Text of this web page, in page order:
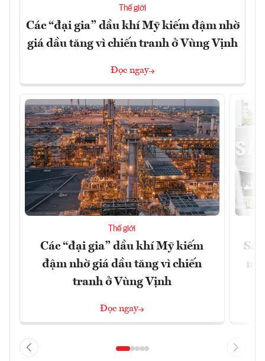
Thế giới
Các “đại gia” dầu khí Mỹ kiếm đậm nhờ
giá dầu tăng vì chiến tranh ở Vùng Vịnh
Đọc ngay
Thế giới
Các “đại gia” dầu khí Mỹ kiếm
đậm nhờ giá dầu tăng vì chiến
tranh ở Vùng Vịnh
Đọc ngay